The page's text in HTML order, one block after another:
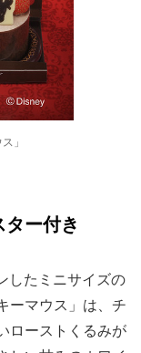
」
ー付き
したミニサイズの
ーマウス」は、チ
ローストくるみが